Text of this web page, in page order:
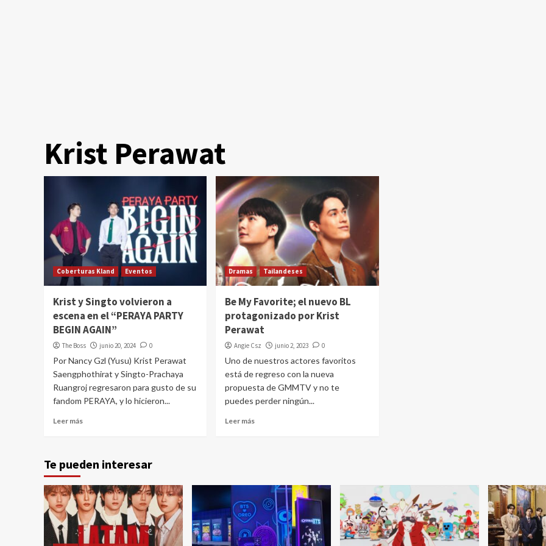
Krist Perawat
Coberturas Kland Eventos
Krist y Singto volvieron a
escena en el “PERAYA PARTY
BEGIN AGAIN”
The Boss junio 20, 2024 0
Por Nancy Gzl (Yusu) Krist Perawat
Saengphothirat y Singto-Prachaya
Ruangroj regresaron para gusto de su
fandom PERAYA, y lo hicieron...
Leer más
Dramas Tailandeses
Be My Favorite; el nuevo BL
protagonizado por Krist
Perawat
Angie Csz junio 2, 2023 0
Uno de nuestros actores favoritos
está de regreso con la nueva
propuesta de GMMTV y no te
puedes perder ningún...
Leer más
Te pueden interesar